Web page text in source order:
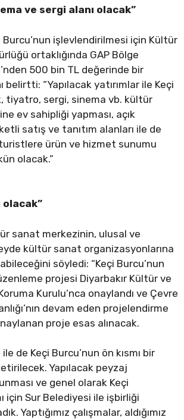
ve sergi alanı olacak”
Burcu’nun işlevlendirilmesi için Kültür
ortaklığında GAP Bölge
500 bin TL değerinde bir
belirtti: “Yapılacak yatırımlar ile Keçi
tiyatro, sergi, sinema vb. kültür
ev sahipliği yapması, açık
satış ve tanıtım alanları ile de
ürün ve hizmet sunumu
olacak.”
olacak”
sanat merkezinin, ulusal ve
kültür sanat organizasyonlarına
söyledi: “Keçi Burcu’nun
projesi Diyarbakır Kültür ve
Kurulu’nca onaylandı ve Çevre
devam eden projelendirme
proje esas alınacak.
de Keçi Burcu’nun ön kısmı bir
Yapılacak peyzaj
ve genel olarak Keçi
için Sur Belediyesi ile işbirliği
Yaptığımız çalışmalar, aldığımız